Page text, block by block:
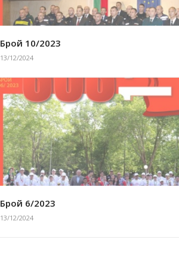
Брой 10/2023
13/12/2024
Брой 6/2023
13/12/2024